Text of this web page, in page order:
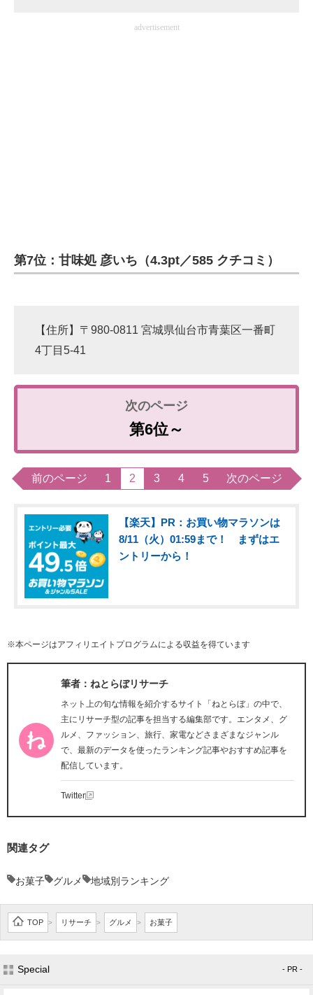
advertisement
第7位：甘味処 彦いち（4.3pt／585 クチコミ）
【住所】〒980-0811 宮城県仙台市青葉区一番町
4丁目5-41
第6位～
前のページ 1 2 3 4 5 次のページ
【楽天】PR：お買い物マラソンは
8/11（火）01:59まで！ まずはエ
ントリーから！
※本ページはアフィリエイトプログラムによる収益を得ています
筆者：ねとらぼリサーチ
ネット上の旬な情報を紹介するサイト「ねとらぼ」の中で、
主にリサーチ型の記事を担当する編集部です。エンタメ、グ
ルメ、ファッション、旅行、家電などさまざまなジャンル
で、最新のデータを使ったランキング記事やおすすめ記事を
配信しています。
Twitter
関連タグ
お菓子 グルメ 地域別ランキング
TOP > リサーチ > グルメ > お菓子
Special - PR -